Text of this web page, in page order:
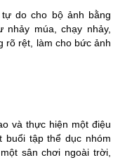
do cho bộ ảnh bằng
nhảy múa, chạy nhảy,
rõ rệt, làm cho bức ảnh
và thực hiện một điệu
buổi tập thể dục nhóm
sân chơi ngoài trời,